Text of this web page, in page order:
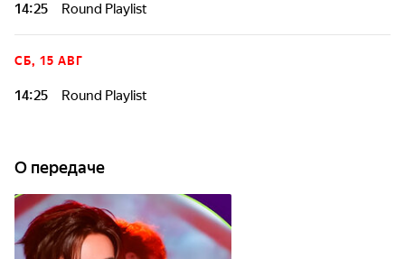
14:25 Round Playlist
СБ, 15 АВГ
14:25 Round Playlist
О передаче